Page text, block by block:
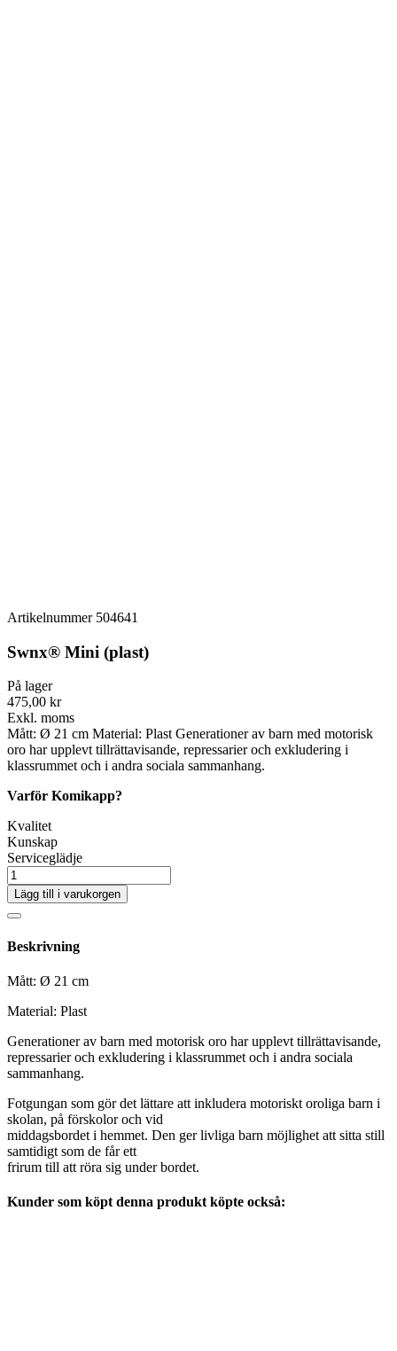
Artikelnummer 504641
Swnx® Mini (plast)
På lager
475,00 kr
Exkl. moms
Mått: Ø 21 cm Material: Plast Generationer av barn med motorisk
oro har upplevt tillrättavisande, repressarier och exkludering i
klassrummet och i andra sociala sammanhang.
Varför Komikapp?
Kvalitet
Kunskap
Serviceglädje
Lägg till i varukorgen
Beskrivning
Mått: Ø 21 cm
Material: Plast
Generationer av barn med motorisk oro har upplevt tillrättavisande,
repressarier och exkludering i klassrummet och i andra sociala
sammanhang.
Fotgungan som gör det lättare att inkludera motoriskt oroliga barn i
skolan, på förskolor och vid
middagsbordet i hemmet. Den ger livliga barn möjlighet att sitta still
samtidigt som de får ett
frirum till att röra sig under bordet.
Kunder som köpt denna produkt köpte också: